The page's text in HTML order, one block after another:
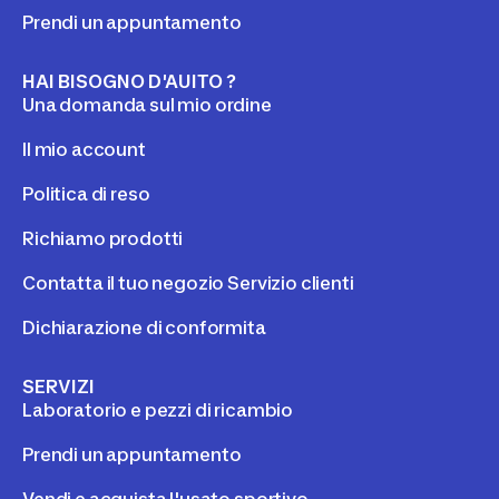
Prendi un appuntamento
HAI BISOGNO D'AUITO ?
Una domanda sul mio ordine
Il mio account
Politica di reso
Richiamo prodotti
Contatta il tuo negozio Servizio clienti
Dichiarazione di conformita
SERVIZI
Laboratorio e pezzi di ricambio
Prendi un appuntamento